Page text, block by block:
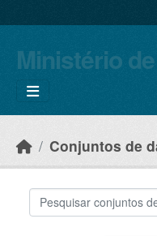
Ministério
Conjuntos de